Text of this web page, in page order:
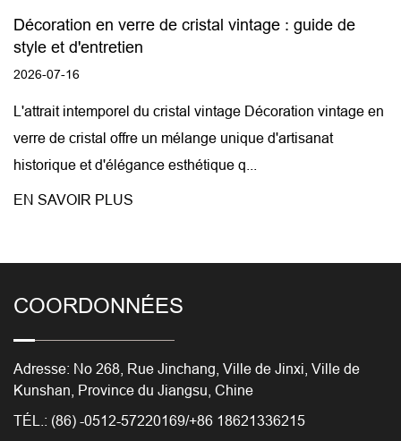
Décoration en verre de cristal vintage : guide de
style et d'entretien
2026-07-16
L'attrait intemporel du cristal vintage Décoration vintage en
verre de cristal offre un mélange unique d'artisanat
historique et d'élégance esthétique q...
EN SAVOIR PLUS
COORDONNÉES
Adresse: No 268, Rue Jinchang, Ville de Jinxi, Ville de
Kunshan, Province du Jiangsu, Chine
TÉL.: (86) -0512-57220169/+86 18621336215